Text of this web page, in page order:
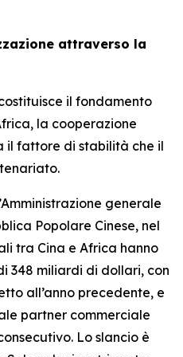
attraverso la
il fondamento
la cooperazione
il fattore di stabilità che il
generale
Popolare Cinese, nel
tra Cina e Africa hanno
348 miliardi di dollari, con
all’anno precedente, e
partner commerciale
Lo slancio è